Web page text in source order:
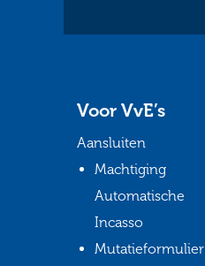
Voor VvE’s
Aansluiten
Machtiging
Automatische
Incasso
Mutatieformulier